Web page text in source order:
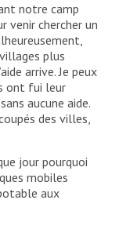
notre camp
venir chercher un
plus
arrive. Je peux
ont fui leur
aucune aide.
des villes,
jour pourquoi
mobiles
aux